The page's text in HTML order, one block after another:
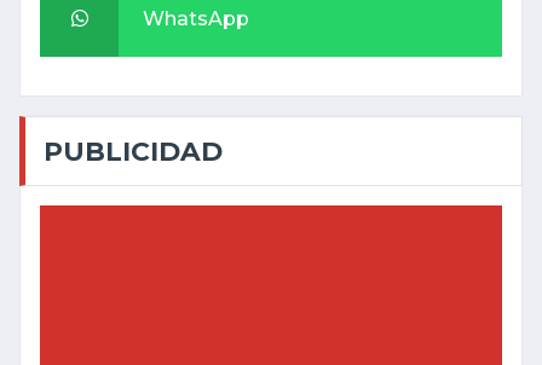
WhatsApp
PUBLICIDAD